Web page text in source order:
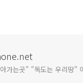
가는곳" "독도는 우리땅"